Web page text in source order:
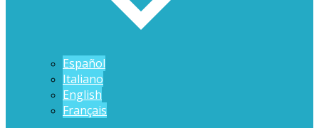
Español
Italiano
English
Français